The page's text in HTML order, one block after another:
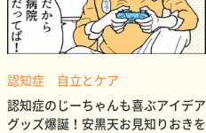
認知症 自立とケア
認知症のじーちゃんも喜ぶアイデア
グッズ爆誕！安黒天お見知りおきを